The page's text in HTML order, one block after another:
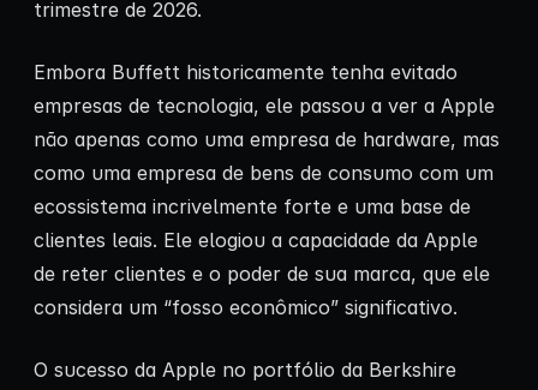
trimestre de 2026.
Embora Buffett historicamente tenha evitado
empresas de tecnologia, ele passou a ver a Apple
não apenas como uma empresa de hardware, mas
como uma empresa de bens de consumo com um
ecossistema incrivelmente forte e uma base de
clientes leais. Ele elogiou a capacidade da Apple
de reter clientes e o poder de sua marca, que ele
considera um “fosso econômico” significativo.
O sucesso da Apple no portfólio da Berkshire